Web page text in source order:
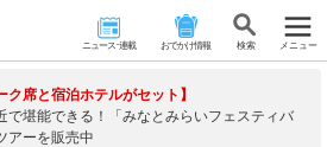
ニュース･連載 おでかけ情報 検 索 メニュー
ク席と宿泊ホテルがセット】
で堪能できる！「みなとみらいフェスティバ
アーを販売中